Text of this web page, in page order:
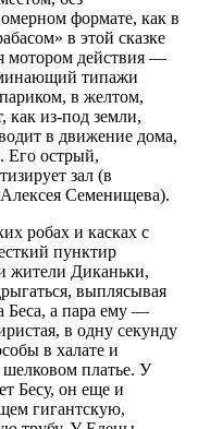
формате, как в
в этой сказке
мотором действия —
типажи
в желтом,
как из-под земли,
в движение дома,
Его острый,
зал (в
Семенищева).
робах и касках с
пунктир
жители Диканьки,
выплясывая
Беса, а пара ему —
в одну секунду
в халате и
платье. У
Бесу, он еще и
гигантскую,